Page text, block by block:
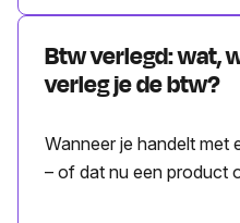
Btw verlegd: wat,
verleg je de btw?
Wanneer je handelt met
– of dat nu een product